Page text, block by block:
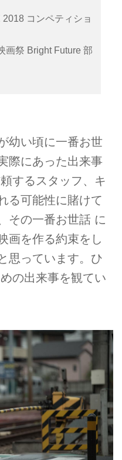
コンペティショ
画祭 Bright Future 部
幼い頃に一番お世
際にあった出来事
するスタッフ、キ
る可能性に賭けて
その一番お世話 に
画を作る約束をし
思っています。ひ
の出来事を観てい